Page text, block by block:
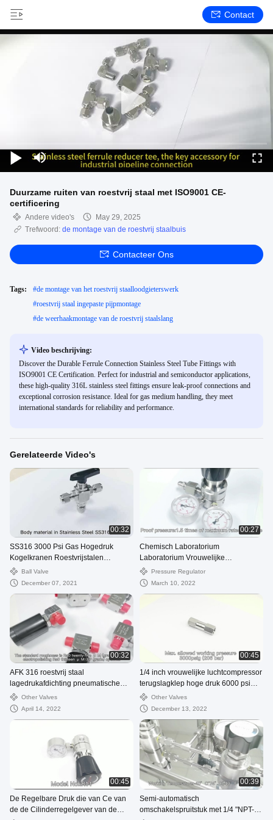
Contact
Duurzame ruiten van roestvrij staal met ISO9001 CE-
certificering
Andere video's
May 29, 2025
Trefwoord: de montage van de roestvrij staalbuis
Contacteer Ons
Tags: #de montage van het roestvrij staalloodgieterswerk
#roestvrij staal ingepaste pijpmontage
#de weerhaakmontage van de roestvrij staalslang
Video beschrijving:
Discover the Durable Ferrule Connection Stainless Steel Tube Fittings with
ISO9001 CE Certification. Perfect for industrial and semiconductor applications,
these high-quality 316L stainless steel fittings ensure leak-proof connections and
exceptional corrosion resistance. Ideal for gas medium handling, they meet
international standards for reliability and performance.
Gerelateerde Video's
00:32
SS316 3000 Psi Gas Hogedruk
Kogelkranen Roestvrijstalen
Paneelmontage
Ball Valve
December 07, 2021
00:27
Chemisch Laboratorium
Laboratorium Vrouwelijke
Aansluiting Uiteinde 70 bar Uitgang
Heliumgasregelaar voor Heliumfles
Pressure Regulator
March 10, 2022
00:32
AFK 316 roestvrij staal
lagedrukafdichting pneumatische
ultrahoge zuiverheid beschikbaar
membraanventiel 1/4in
Other Valves
April 14, 2022
00:45
1/4 inch vrouwelijke luchtcompressor
terugslagklep hoge druk 6000 psi
roestvrij staal
Other Valves
December 13, 2022
00:45
De Regelbare Druk die van Ce van
de de Cilinderregelgever van de
00:39
Semi-automatisch
omschakelspruitstuk met 1/4 "NPT-